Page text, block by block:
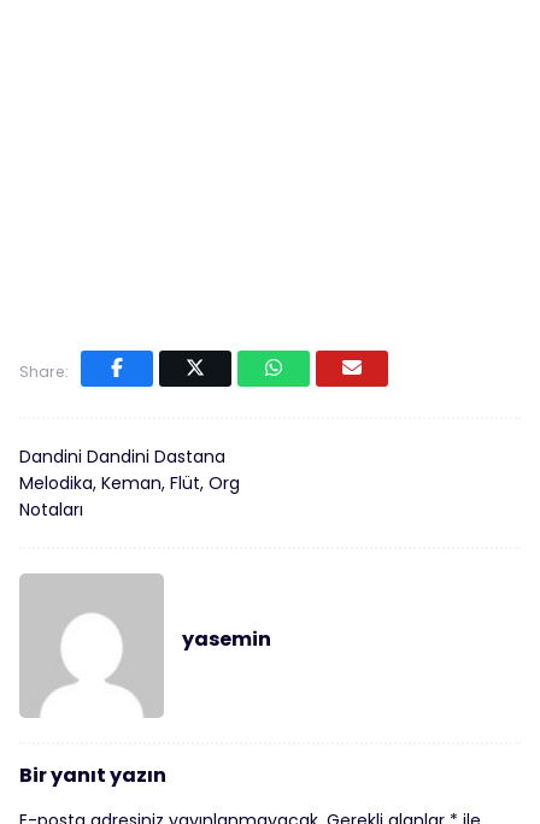
Share:
Dandini Dandini Dastana
Melodika, Keman, Flüt, Org
Notaları
yasemin
Bir yanıt yazın